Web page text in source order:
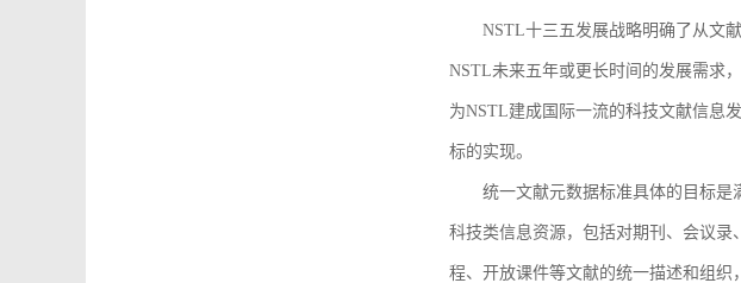
NSTL十三五发展战略明确了从文
NSTL未来五年或更长时间的发展需求
为NSTL建成国际一流的科技文献信息
标的实现。
统一文献元数据标准具体的目标
科技类信息资源，包括对期刊、会议
程、开放课件等文献的统一描述和组